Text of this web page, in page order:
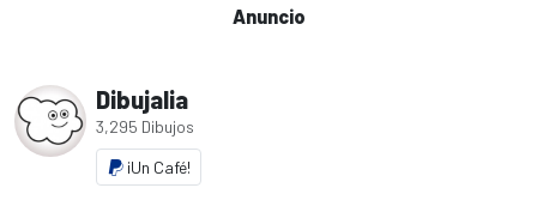
Anuncio
Dibujalia
3,295 Dibujos
¡Un Café!